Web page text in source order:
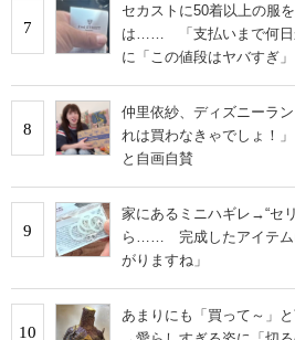
7
セカストに50着以上の服
は…… 「支払いまで何日
に「この値段はヤバすぎ」
8
仲里依紗、ディズニーラ
れは買わなきゃでしょ！
と自画自賛
9
家にあるミニハギレ→“セ
ら…… 完成したアイテム
がりますね」
10
あまりにも「買って～」